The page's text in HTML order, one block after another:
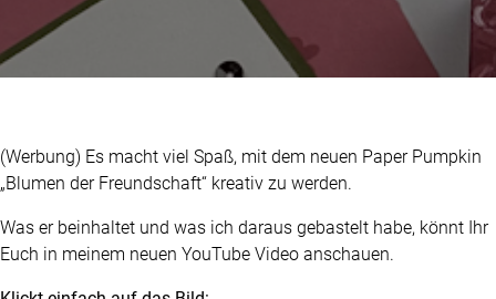
(Werbung) Es macht viel Spaß, mit dem neuen Paper Pumpkin
„Blumen der Freundschaft“ kreativ zu werden.
Was er beinhaltet und was ich daraus gebastelt habe, könnt Ihr
Euch in meinem neuen YouTube Video anschauen.